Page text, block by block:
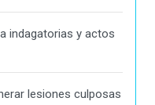
indagatorias y actos
lesiones culposas